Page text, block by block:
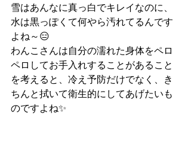
雪はあんなに真っ白でキレイなのに、
水は黒っぽくて何やら汚れてるんです
よね～😑
わんこさんは自分の濡れた身体をペロ
ペロしてお手入れすることがあること
を考えると、冷え予防だけでなく、き
ちんと拭いて衛生的にしてあげたいも
のですよね✨